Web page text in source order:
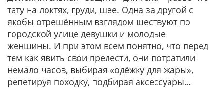
тату на локтях, груди, шее. Одна за другой с
якобы отрешённым взглядом шествуют по
городской улице девушки и молодые
женщины. И при этом всем понятно, что перед
тем как явить свои прелести, они потратили
немало часов, выбирая «одёжку для жары»,
репетируя походку, подбирая аксессуары…